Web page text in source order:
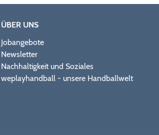
ÜBER UNS
Jobangebote
Newsletter
Nachhaltigkeit und Soziales
weplayhandball - unsere Handballwelt